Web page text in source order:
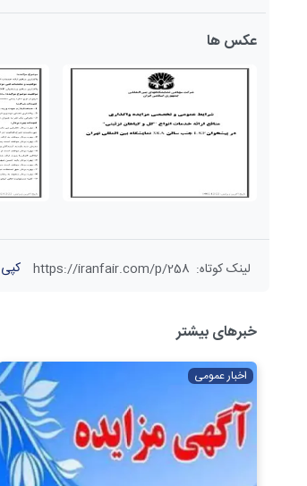
عکس ها
لینک کوتاه:
https://iranfair.com/p/258 کپی
خبرهای بیشتر
اخبار عمومی